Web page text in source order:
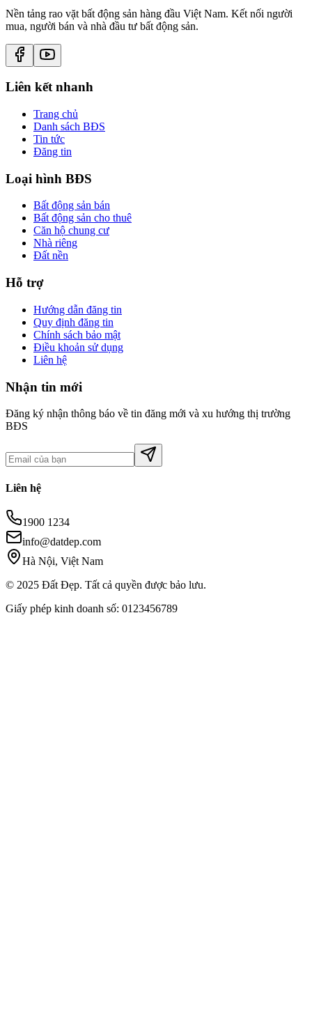
Nền tảng rao vặt bất động sản hàng đầu Việt Nam. Kết nối người
mua, người bán và nhà đầu tư bất động sản.
Liên kết nhanh
Trang chủ
Danh sách BĐS
Tin tức
Đăng tin
Loại hình BĐS
Bất động sản bán
Bất động sản cho thuê
Căn hộ chung cư
Nhà riêng
Đất nền
Hỗ trợ
Hướng dẫn đăng tin
Quy định đăng tin
Chính sách bảo mật
Điều khoản sử dụng
Liên hệ
Nhận tin mới
Đăng ký nhận thông báo về tin đăng mới và xu hướng thị trường
BĐS
Liên hệ
1900 1234
info@datdep.com
Hà Nội, Việt Nam
© 2025 Đất Đẹp. Tất cả quyền được bảo lưu.
Giấy phép kinh doanh số: 0123456789